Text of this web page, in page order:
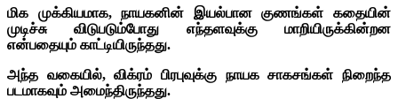
மிக முக்கியமாக, நாயகனின் இயல்பான குணங்கள் கதையின்
முடிச்சு விடுபடும்போது எந்தளவுக்கு மாறியிருக்கின்றன
என்பதையும் காட்டியிருந்தது.
அந்த வகையில், விக்ரம் பிரபுவுக்கு நாயக சாகசங்கள் நிறைந்த
படமாகவும் அமைந்திருந்தது.